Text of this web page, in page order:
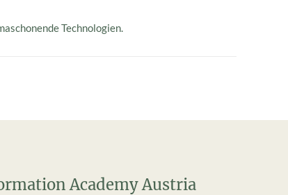
Technologien.
Academy Austria